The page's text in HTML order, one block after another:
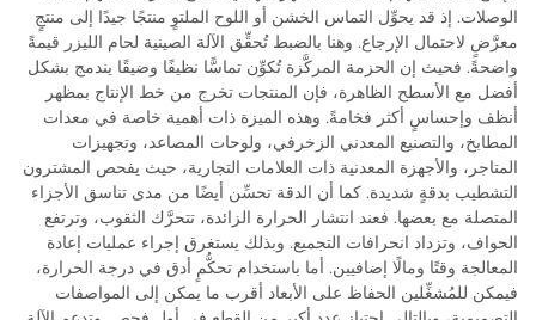
الوصلات. إذ قد يحوِّل التماس الخشن أو اللوح الملتوٍ منتجًا جيدًا إلى منتجٍ
معرَّضٍ لاحتمال الإرجاع. وهنا بالضبط تُحقِّق الآلة الصينية لحام الليزر قيمةً
واضحةً. فحيث إن الحزمة المركَّزة تُكوِّن تماسًّا نظيفًا وضيقًا يندمج بشكل
أفضل مع الأسطح الظاهرة، فإن المنتجات تخرج من خط الإنتاج بمظهر
أنظف وإحساسٍ أكثر فخامةً. وهذه الميزة ذات أهمية خاصة في معدات
المطابخ، والتصنيع المعدني الزخرفي، ولوحات المصاعد، وتجهيزات
المتاجر، والأجهزة المعدنية ذات العلامات التجارية، حيث يفحص المشترون
التشطيب بدقةٍ شديدة. كما أن الدقة تحسِّن أيضًا من مدى تناسق الأجزاء
المتصلة مع بعضها. فعند انتشار الحرارة الزائدة، تتحرَّك الثقوب، وترتفع
الحواف، وتزداد انحرافات التجميع. وبذلك يستغرق إجراء عمليات إعادة
المعالجة وقتًا ومالًا إضافيين. أما باستخدام تحكُّمٍ أدق في درجة الحرارة،
فيمكن للمُشغِّلين الحفاظ على الأبعاد أقرب ما يمكن إلى المواصفات